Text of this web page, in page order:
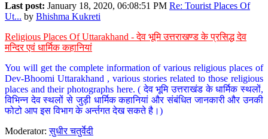
Last post: January 18, 2020, 06:08:51 PM Re: Tourist Places Of
Ut... by Bhishma Kukreti
Religious Places Of Uttarakhand - देव भूमि उत्तराखण्ड के प्रसिद्ध देव
मन्दिर एवं धार्मिक कहानियां
You will get the complete information of various religious places of
Dev-Bhoomi Uttarakhand , various stories related to those religious
places and their photographs here. ( देव भूमि उत्तराखंड के धार्मिक स्थलों,
विभिन्न देव स्थलों से जुड़ी धार्मिक कहानियां और संबंधित जानकारी और उनकी
फोटो आप इस विभाग के अर्न्तगत देख सकते है।)
Moderator:सुधीर चतुर्वेदी